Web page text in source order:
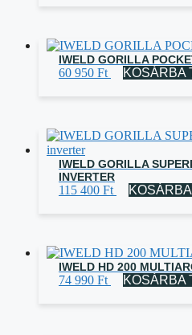
IWELD GORILLA
60 950 Ft KOSÁRBA
IWELD GORILLA
INVERTER
115 400 Ft
IWELD HD 200
74 990 Ft KOSÁRBA